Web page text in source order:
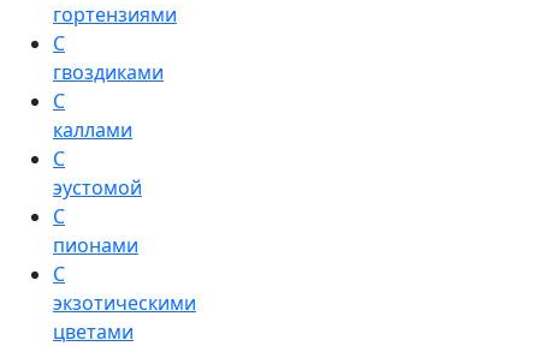
гортензиями
С
гвоздиками
С
каллами
С
эустомой
С
пионами
С
экзотическими
цветами